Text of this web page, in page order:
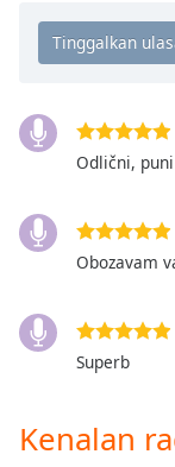
Chapters
descriptions
off
Subtitles
subtitles
opens
subtitles
settings
subtitles
off,
Odlični,
Obozavam
Superb
Kenalan